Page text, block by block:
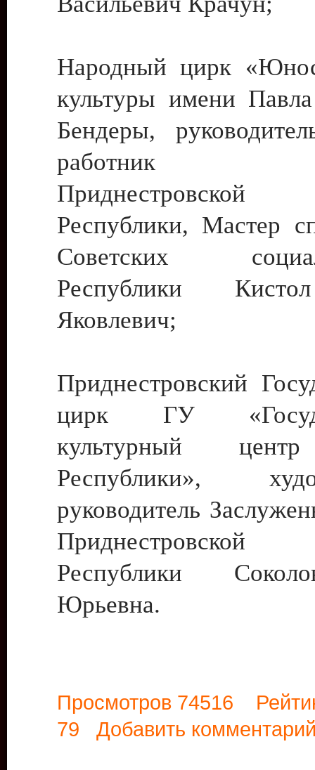
Народный цирк
культуры имени
Бендеры,
работник
Приднестровской
Республики, Мастер
Советских
Республики
Яковлевич;
Приднестровский
цирк ГУ
культурный
Республики»,
руководитель
Приднестровской
Республики
Юрьевна.
Просмотров 74516
79 Добавить